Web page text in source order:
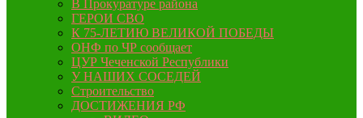
В Прокуратуре района
ГЕРОИ СВО
К 75-ЛЕТИЮ ВЕЛИКОЙ ПОБЕДЫ
ОНФ по ЧР сообщает
ЦУР Чеченской Республики
У НАШИХ СОСЕДЕЙ
Строительство
ДОСТИЖЕНИЯ РФ